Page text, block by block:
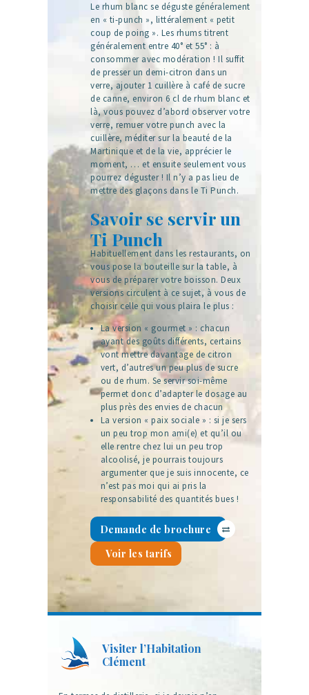
Le rhum blanc se déguste généralement
en « ti-punch », littéralement « petit
coup de poing ». Les rhums titrent
généralement entre 40° et 55° : à
consommer avec modération ! Il suffit
de presser un demi-citron dans un
verre, ajouter 1 cuillère à café de sucre
de canne, environ 6 cl de rhum blanc et
là, vous pouvez d’abord observer votre
verre, remuer votre punch avec la
cuillère, méditer sur la beauté de la
Martinique et de la vie, apprécier le
moment, … et ensuite seulement vous
pourrez déguster ! Il n’y a pas lieu de
mettre des glaçons dans le Ti Punch.
Savoir se servir un
Ti Punch
Habituellement dans les restaurants, on
vous pose la bouteille sur la table, à
vous de préparer votre boisson. Deux
versions circulent à ce sujet, à vous de
choisir celle qui vous plaira le plus :
La version « gourmet » : chacun
ayant des goûts différents, certains
vont mettre davantage de citron
vert, d’autres un peu plus de sucre
ou de rhum. Se servir soi-même
permet donc d’adapter le dosage au
plus près des envies de chacun
La version « paix sociale » : si je sers
un peu trop mon ami(e) et qu’il ou
elle rentre chez lui un peu trop
alcoolisé, je pourrais toujours
argumenter que je suis innocente, ce
n’est pas moi qui ai pris la
responsabilité des quantités bues !
Demande de brochure
Voir les tarifs
Visiter l’Habitation
Clément